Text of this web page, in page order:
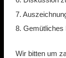
7.
8.
Wir bitten um